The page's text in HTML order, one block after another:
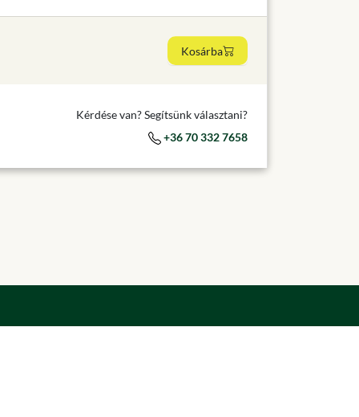
Kosárba
Kérdése van? Segítsünk választani?
+36 70 332 7658